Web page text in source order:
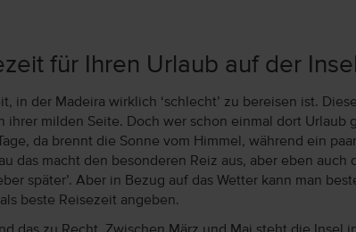
für Ihren Urlaub auf der
in der Madeira wirklich ‘schlecht’ zu bereisen ist.
ihrer milden Seite. Doch wer schon einmal dort Urlaub
da brennt die Sonne vom Himmel, während ein
das macht den besonderen Reiz aus, aber eben auch
später’. Aber in Bezug auf das Wetter kann man
beste Reisezeit angeben.